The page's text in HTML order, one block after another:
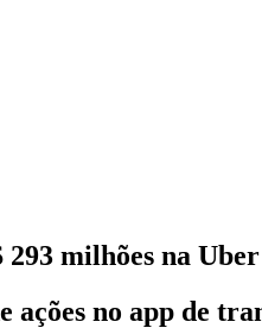
milhões na Uber
ações no app de